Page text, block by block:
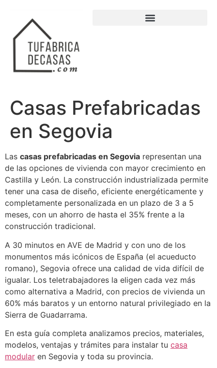
Casas Prefabricadas
en Segovia
Las casas prefabricadas en Segovia representan una
de las opciones de vivienda con mayor crecimiento en
Castilla y León. La construcción industrializada permite
tener una casa de diseño, eficiente energéticamente y
completamente personalizada en un plazo de 3 a 5
meses, con un ahorro de hasta el 35% frente a la
construcción tradicional.
A 30 minutos en AVE de Madrid y con uno de los
monumentos más icónicos de España (el acueducto
romano), Segovia ofrece una calidad de vida difícil de
igualar. Los teletrabajadores la eligen cada vez más
como alternativa a Madrid, con precios de vivienda un
60% más baratos y un entorno natural privilegiado en la
Sierra de Guadarrama.
En esta guía completa analizamos precios, materiales,
modelos, ventajas y trámites para instalar tu casa
modular en Segovia y toda su provincia.